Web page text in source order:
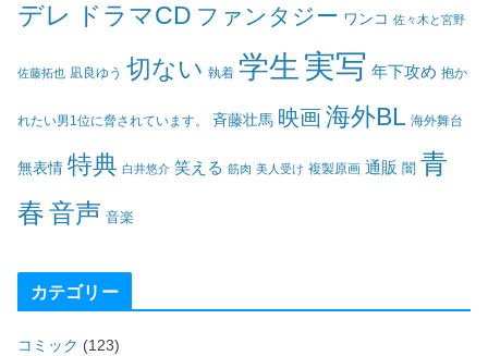
デレ ドラマCD ファンタジー ワンコ 佐々木と宮野
佐藤拓也 凪良ゆう 切ない 執着 学生 実写 年下攻め 抱か
れたい男1位に脅されています。 斉藤壮馬 映画海外BL 海外舞台
無表情 特典 白井悠介 笑える 筋肉 美人受け 複製原画 通販 闇 青
春音声 音楽
カテゴリー
コミック (123)